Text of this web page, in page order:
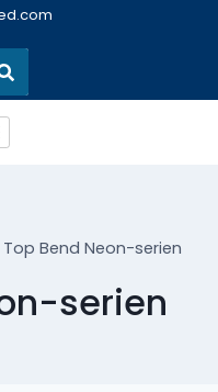
Top Bend Neon-serien
serien